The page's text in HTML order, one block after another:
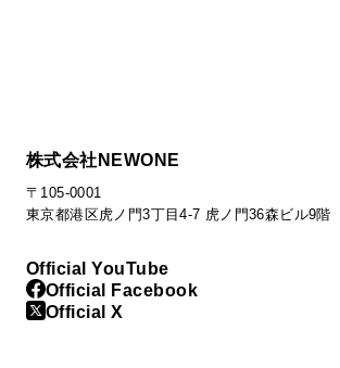
株式会社NEWONE
〒105-0001
東京都港区虎ノ門3丁目4-7 虎ノ門36森ビル9階
Official YouTube
Official Facebook
Official X